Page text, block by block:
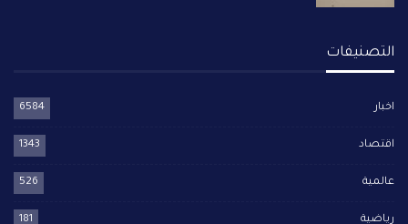
التصنيفات
اخبار 6584
اقتصاد 1343
عالمية 526
رياضية 181